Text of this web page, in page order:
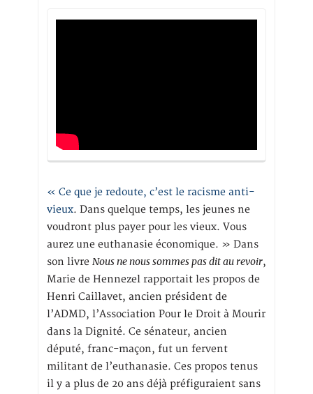
« Ce que je redoute, c’est le racisme anti-
vieux. Dans quelque temps, les jeunes ne
voudront plus payer pour les vieux. Vous
aurez une euthanasie économique. » Dans
son livre Nous ne nous sommes pas dit au revoir,
Marie de Hennezel rapportait les propos de
Henri Caillavet, ancien président de
l’ADMD, l’Association Pour le Droit à Mourir
dans la Dignité. Ce sénateur, ancien
député, franc-maçon, fut un fervent
militant de l’euthanasie. Ces propos tenus
il y a plus de 20 ans déjà préfiguraient sans